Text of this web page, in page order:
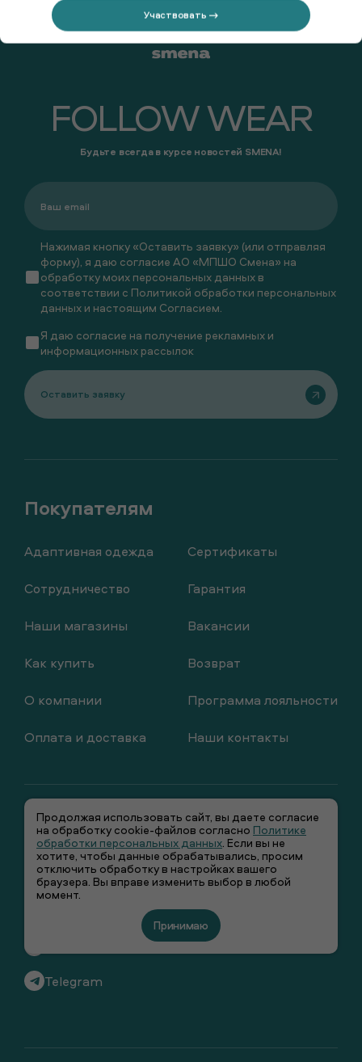
Адаптивная одежда
Сотрудничество
Наши магазины
Как купить
О компании
Оплата и доставка
Сертификаты
Гарантия
Вакансии
Возврат
Программа лояльности
Наши контакты
+7 (495) 66-00-106
info@smenawear.ru
Telegram
FOLLOW WEAR
Будьте всегда в курсе новостей SMENA!
Нажимая кнопку «Оставить заявку» (или отправляя
форму), я даю согласие АО «МПШО Смена» на
обработку моих персональных данных в
соответствии с Политикой обработки персональных
данных и настоящим Согласием.
Я даю согласие на получение рекламных и
информационных рассылок
Оставить заявку
Участвовать →
Продолжая использовать сайт, вы даете согласие
на обработку cookie-файлов согласно Политике
обработки персональных данных. Если вы не
хотите, чтобы данные обрабатывались, просим
отключить обработку в настройках вашего
браузера. Вы вправе изменить выбор в любой
момент.
Принимаю